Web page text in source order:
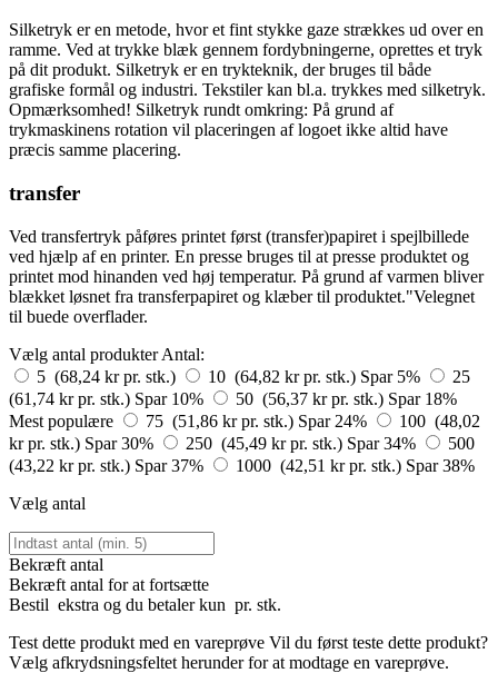
Silketryk er en metode, hvor et fint stykke gaze strækkes ud over en
ramme. Ved at trykke blæk gennem fordybningerne, oprettes et tryk
på dit produkt. Silketryk er en trykteknik, der bruges til både
grafiske formål og industri. Tekstiler kan bl.a. trykkes med silketryk.
Opmærksomhed! Silketryk rundt omkring: På grund af
trykmaskinens rotation vil placeringen af logoet ikke altid have
præcis samme placering.
transfer
Ved transfertryk påføres printet først (transfer)papiret i spejlbillede
ved hjælp af en printer. En presse bruges til at presse produktet og
printet mod hinanden ved høj temperatur. På grund af varmen bliver
blækket løsnet fra transferpapiret og klæber til produktet."Velegnet
til buede overflader.
Vælg antal produkter Antal:
5 (68,24 kr pr. stk.)
10 (64,82 kr pr. stk.) Spar 5%
25
(61,74 kr pr. stk.) Spar 10% 50 (56,37 kr pr. stk.) Spar 18%
Mest populære
75 (51,86 kr pr. stk.) Spar 24%
100 (48,02
kr pr. stk.) Spar 30% 250 (45,49 kr pr. stk.) Spar 34%
500
(43,22 kr pr. stk.) Spar 37% 1000 (42,51 kr pr. stk.) Spar 38%
Vælg antal
Bekræft antal
Bekræft antal for at fortsætte
Bestil ekstra og du betaler kun pr. stk.
Test dette produkt med en vareprøve Vil du først teste dette produkt?
Vælg afkrydsningsfeltet herunder for at modtage en vareprøve.